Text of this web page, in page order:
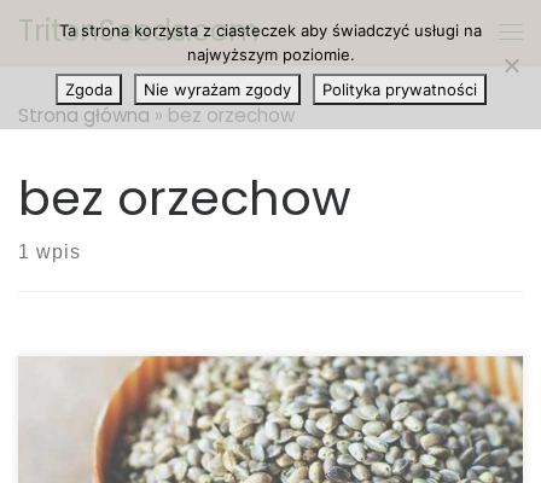
Przejdź do treści
TritonSeeds.com
Strona główna » bez orzechow
bez orzechow
1 wpis
Konopie są obecnie dostępne w wielu jadalnych
formach, wszystkie pochodzą z łuskanych nasion
Ta strona korzysta z ciasteczek aby świadczyć usługi na
najwyższym poziomie.
Zgoda
Nie wyrażam zgody Polityka prywatności